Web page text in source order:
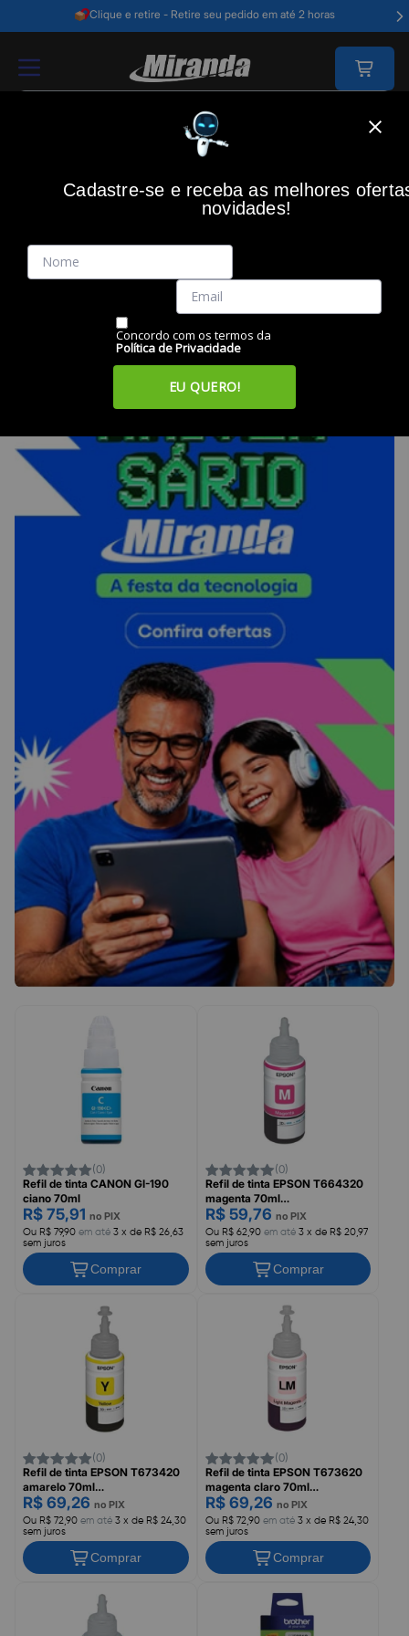
Clique e retire - Retire seu pedido em até 2 horas
REFIL DE TINTA
(0)
Refil de tinta CANON GI-190
ciano 70ml
R$ 75,91 no PIX
Ou R$ 79,90 em até 3 x de R$ 26,63
sem juros
Comprar
(0)
Refil de tinta EPSON T664320
magenta 70ml
L120/L200/L375/L395
R$ 59,76 no PIX
Ou R$ 62,90em até 3 x de R$ 20,97
sem juros
Comprar
(0)
Refil de tinta EPSON T673420
amarelo 70ml
L800/L805/L1800
R$ 69,26 no PIX
Ou R$ 72,90 em até 3 x de R$ 24,30
sem juros
Comprar
(0)
Refil de tinta EPSON T673620
magenta claro 70ml
L800/L805/L1800
R$ 69,26 no PIX
Ou R$ 72,90em até 3 x de R$ 24,30
sem juros
Comprar
Cadastre-se e receba as melhores
novidades!
Concordo com os termos da
Política de Privacidade
EU QUERO!